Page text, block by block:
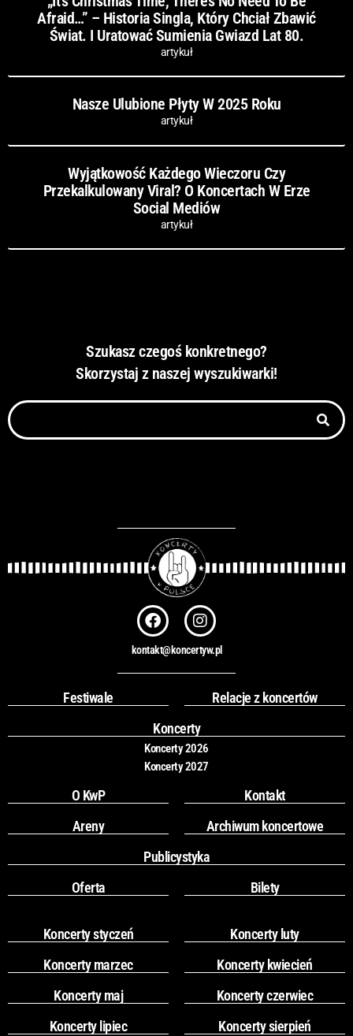
Afraid…” – Historia Singla, Który Chciał Zbawić
Świat. I Uratować Sumienia Gwiazd Lat 80.
artykuł
Nasze Ulubione Płyty W 2025 Roku
artykuł
Wyjątkowość Każdego Wieczoru Czy
Przekalkulowany Viral? O Koncertach W Erze
Social Mediów
artykuł
Szukasz czegoś konkretnego?
Skorzystaj z naszej wyszukiwarki!
Szukaj
F
a
c
e
b
o
k
I
n
s
t
a
r
a
m
kontakt@koncertyw.pl
Festiwale
Relacje z koncertów
Koncerty
Koncerty 2026
Koncerty 2027
O KwP
Kontakt
Areny
Archiwum koncertowe
Publicystyka
Oferta
Bilety
Koncerty styczeń
Koncerty luty
Koncerty marzec
Koncerty kwiecień
Koncerty maj
Koncerty czerwiec
Koncerty lipiec
Koncerty sierpień